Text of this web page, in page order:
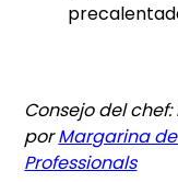
Consejo del
porMargarina
Professionals